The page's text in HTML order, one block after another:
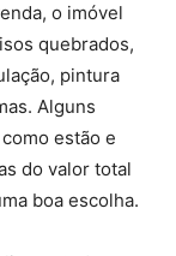
o imóvel
quebrados,
pintura
Alguns
estão e
do valor total
boa escolha.